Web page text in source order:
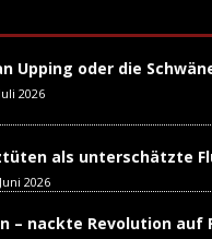
Upping oder die
2026
als unterschätzte
2026
– nackte Revolution auf